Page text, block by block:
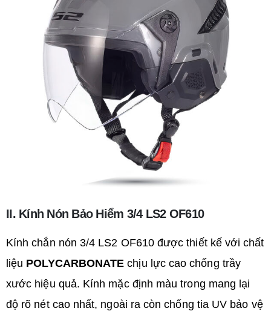
II. Kính Nón Bảo Hiểm 3/4 LS2 OF610
Kính chắn nón 3/4 LS2 OF610 được thiết kế với chất
liệu POLYCARBONATEchịu lực cao chống trầy
xước hiệu quả. Kính mặc định màu trong mang lại
độ rõ nét cao nhất, ngoài ra còn chống tia UV bảo vệ